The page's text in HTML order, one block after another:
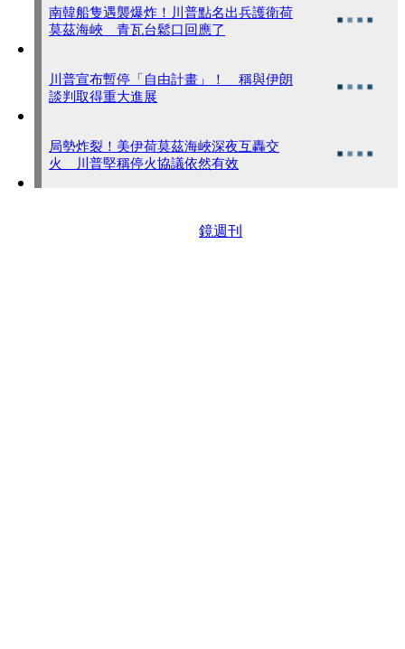
南韓船隻遇襲爆炸！川普點名出兵護衛荷
莫茲海峽 青瓦台鬆口回應了
川普宣布暫停「自由計畫」！ 稱與伊朗
談判取得重大進展
局勢炸裂！美伊荷莫茲海峽深夜互轟交
火 川普堅稱停火協議依然有效
鏡週刊